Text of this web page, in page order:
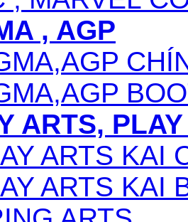
, AGP
ARTS,
ARTS KAI
ARTS KAI